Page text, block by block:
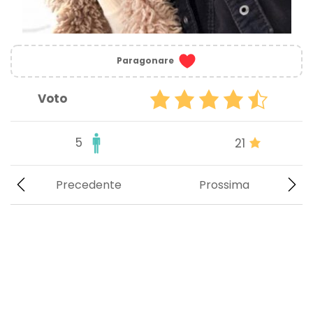
Paragonare
Voto
5 21
Prossima
Precedente